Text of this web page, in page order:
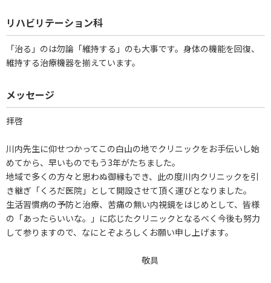
リハビリテーション科
「治る」のは勿論「維持する」のも大事です。身体の機能を回復、
維持する治療機器を揃えています。
メッセージ
拝啓
川内先生に仰せつかってこの白山の地でクリニックをお手伝いし始
めてから、早いものでもう3年がたちました。
地域で多くの方々と思わぬ御縁もでき、此の度川内クリニックを引
き継ぎ「くろだ医院」として開設させて頂く運びとなりました。
生活習慣病の予防と治療、苦痛の無い内視鏡をはじめとして、皆様
の「あったらいいな。」に応じたクリニックとなるべく今後も努力
して参りますので、なにとぞよろしくお願い申し上げます。
敬具